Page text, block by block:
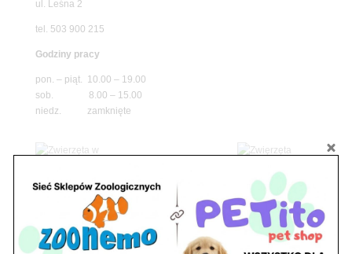
ul. Leśna 2
tel. 503 900 215
Godziny pracy
pon. – piąt. 10.00 – 19.00
sob. 8.00 – 15.00
niedz. zamknięte